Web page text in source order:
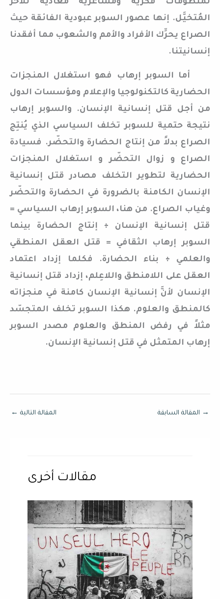
لمنظومات فكرية ومشاعرية معادية للآخر
المُتخيَّل. إنها عصور السوبر عبودية الفائقة حيث
الصراع يحرِّك الأفراد والأمم والشعوب مما أفقدنا
إنسانيتنا.
أما السوبر إرهاب فهو استغلال المنجزات
الحضارية كالتكنولوجيا والإعلام ومؤسسات الدول
من أجل قتل إنسانية الإنسان. والسوبر إرهاب
نتيجة حتمية للسوبر تخلف السياسي الذي يُنتِج
الصراع بدلاً من إنتاج الحضارة والتحضّر. فسيادة
الصراع و زوال التحضّر و استغلال المنجزات
الحضارية لتطوير التخلف مصادر قتل إنسانية
الإنسان الكامنة بالضرورة في الحضارة والتحضّر
وغياب الصراع. من هنا، السوبر إرهاب السياسي =
قتل إنسانية الإنسان ÷ إنتاج الحضارة بينما
السوبر إرهاب الثقافي = قتل العقل المنطقي
والعلمي ÷ بناء الحضارة. فكلما إزداد اعتماد
العقل على اللامنطق واللاعِلم، إزداد قتل إنسانية
الإنسان لأنَّ إنسانية الإنسان كامنة في منجزاته
كالمنطق والعلوم. هكذا السوبر تخلف المتجسّد
مثلاً في رفض المنطق والعلوم مصدر السوبر
إرهاب المتمثل في قتل إنسانية الإنسان.
→ المقالة السابقة المقالة التالية ←
مقالات أخرى